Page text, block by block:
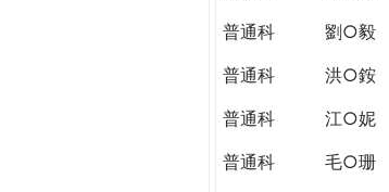
普通科
劉○毅
普通科
洪○銨
普通科
江○妮
普通科
毛○珊